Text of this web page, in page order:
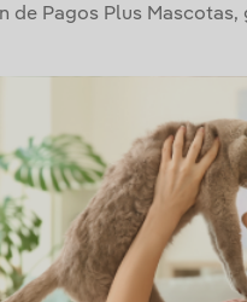
de Pagos Plus